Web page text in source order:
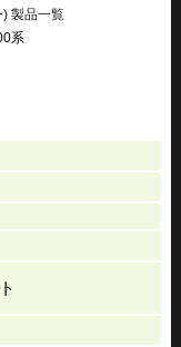
製品一覧
系